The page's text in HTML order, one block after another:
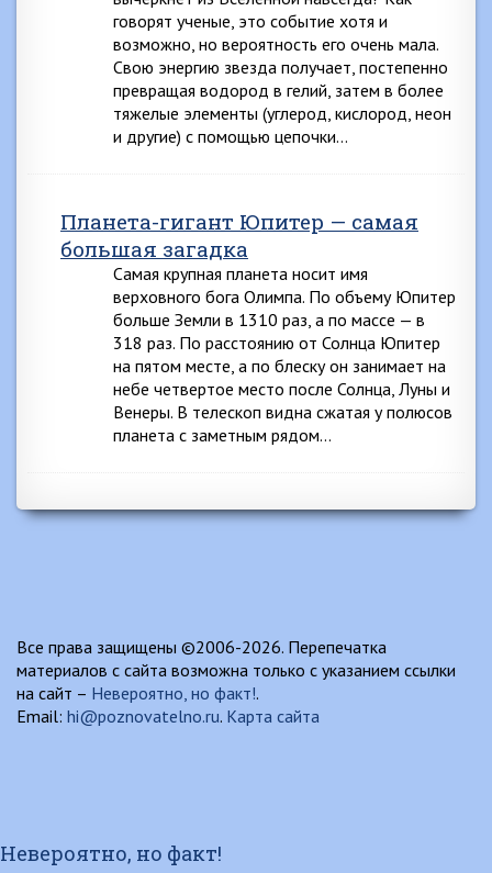
говорят ученые, это событие хотя и
возможно, но вероятность его очень мала.
Свою энергию звезда получает, постепенно
превращая водород в гелий, затем в более
тяжелые элементы (углерод, кислород, неон
и другие) с помощью цепочки…
Планета-гигант Юпитер — самая
большая загадка
Самая крупная планета носит имя
верховного бога Олимпа. По объему Юпитер
больше Земли в 1310 раз, а по массе — в
318 раз. По расстоянию от Солнца Юпитер
на пятом месте, а по блеску он занимает на
небе четвертое место после Солнца, Луны и
Венеры. В телескоп видна сжатая у полюсов
планета с заметным рядом…
Все права защищены ©2006-2026. Перепечатка
материалов с сайта возможна только с указанием ссылки
на сайт – Невероятно, но факт!.
Email: hi@poznovatelno.ru. Карта сайта
Невероятно, но факт!